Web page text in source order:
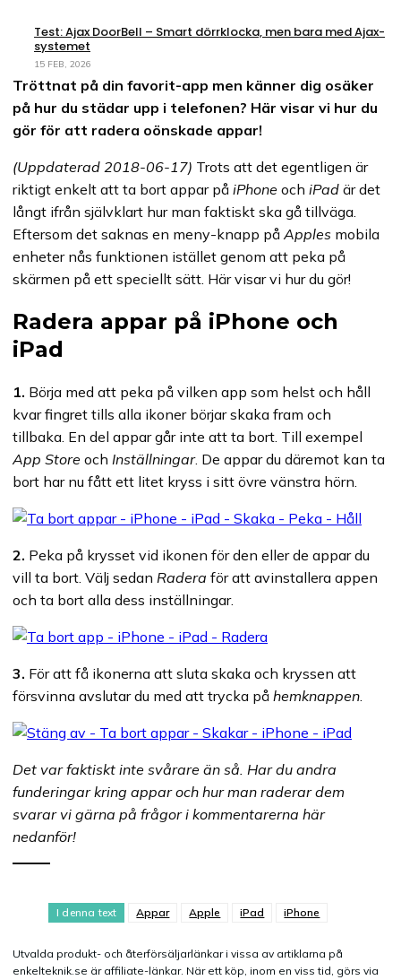
Test: Ajax DoorBell – Smart dörrklocka, men bara med Ajax-
systemet
15 FEB, 2026
Tröttnat på din favorit-app men känner dig osäker
på hur du städar upp i telefonen? Här visar vi hur du
gör för att radera oönskade appar!
(Uppdaterad 2018-06-17) Trots att det egentligen är
riktigt enkelt att ta bort appar på iPhone och iPad är det
långt ifrån självklart hur man faktiskt ska gå tillväga.
Eftersom det saknas en meny-knapp på Apples mobila
enheter nås funktionen istället genom att peka på
skärmen på ett speciellt sätt. Här visar vi hur du gör!
Radera appar på iPhone och
iPad
1. Börja med att peka på vilken app som helst och håll
kvar fingret tills alla ikoner börjar skaka fram och
tillbaka. En del appar går inte att ta bort. Till exempel
App Store och Inställningar. De appar du däremot kan ta
bort har nu fått ett litet kryss i sitt övre vänstra hörn.
2. Peka på krysset vid ikonen för den eller de appar du
vill ta bort. Välj sedan Radera för att avinstallera appen
och ta bort alla dess inställningar.
3. För att få ikonerna att sluta skaka och kryssen att
försvinna avslutar du med att trycka på hemknappen.
Det var faktiskt inte svårare än så. Har du andra
funderingar kring appar och hur man raderar dem
svarar vi gärna på frågor i kommentarerna här
nedanför!
I denna text Appar Apple iPad iPhone
Utvalda produkt- och återförsäljarlänkar i vissa av artiklarna på
enkelteknik.se är affiliate-länkar. När ett köp, inom en viss tid, görs via